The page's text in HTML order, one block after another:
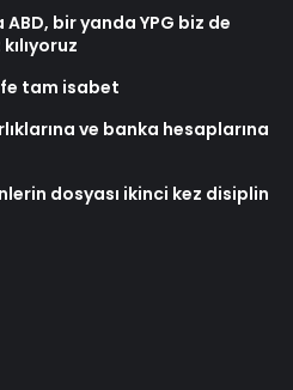
bir yanda YPG biz de
tam isabet
ve banka hesaplarına
dosyası ikinci kez disiplin